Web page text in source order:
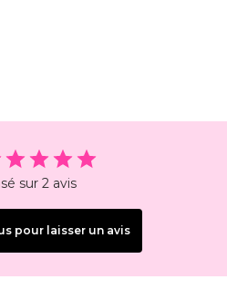
sur 2 avis
pour laisser un avis